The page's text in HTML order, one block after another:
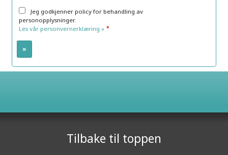
Jeg godkjenner policy for behandling av
personopplysninger.
Les vår personvernerklæring » *
Telefon 24 09 09 09
Tilbake til toppen